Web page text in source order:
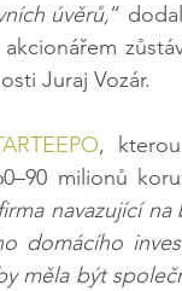
úvěrů,“
Juraj Vozár.
,
milionů
navazující
domácího
měla být